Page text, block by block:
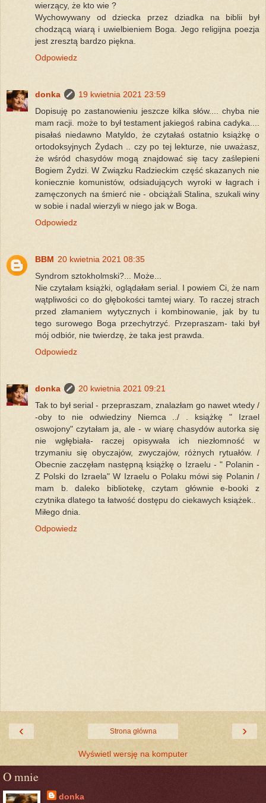
wierzący, że kto wie ?
Wychowywany od dziecka przez dziadka na biblii był
chodzącą wiarą i uwielbieniem Boga. Jego religijna poezja
jest zresztą bardzo piękna.
Odpowiedz
donka
19 kwietnia 2021 23:59
Dopisuję po zastanowieniu jeszcze kilka słów.... chyba nie
mam racji. może to był testament jakiegoś rabina cadyka....
pisałaś niedawno Matyldo, że czytałaś ostatnio książkę o
ortodoksyjnych Żydach .. czy po tej lekturze, nie uważasz,
że wśród chasydów mogą znajdować się tacy zaślepieni
Bogiem Żydzi. W Związku Radzieckim część skazanych nie
koniecznie komunistów, odsiadujących wyroki w łagrach i
zamęczonych na śmierć nie - obciążali Stalina, szukali winy
w sobie i nadal wierzyli w niego jak w Boga.
Odpowiedz
BBM 20 kwietnia 2021 08:35
Syndrom sztokholmski?... Może...
Nie czytałam książki, oglądałam serial. I powiem Ci, że nam
wątpliwości co do głębokości tamtej wiary. To raczej strach
przed złamaniem wytycznych i kombinowanie, jak by tu
tego surowego Boga przechytrzyć. Przepraszam- taki był
mój odbiór, nie twierdzę, że taka jest prawda.
Odpowiedz
donka
20 kwietnia 2021 09:21
Tak to był serial - przepraszam, znalazłam go nawet wtedy /
-oby to nie odwiedziny Niemca ../ . książkę " Izrael
oswojony" czytałam ja, ale - w wiarę chasydów autorka się
nie wgłębiała- raczej opisywała ich niezłomność w
trzymaniu się obyczajów, zwyczajów, różnych rytuałów. /
Obecnie zaczęłam następną książkę o Izraelu - " Polanin -
Z Polski do Izraela" W Izraelu o Polaku mówi się Polanin /
mam b. daleko bibliotekę, czytam głównie e-booki z
czytnika dlatego ta łatwość dostępu do ciekawych książek..
Miłego dnia.
Odpowiedz
‹ ›
Strona główna
Wyświetl wersję na komputer
O mnie
donka